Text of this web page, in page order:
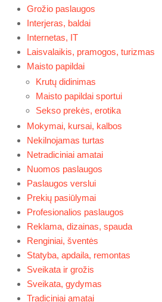
Grožio paslaugos
Interjeras, baldai
Internetas, IT
Laisvalaikis, pramogos, turizmas
Maisto papildai
Krutų didinimas
Maisto papildai sportui
Sekso prekės, erotika
Mokymai, kursai, kalbos
Nekilnojamas turtas
Netradiciniai amatai
Nuomos paslaugos
Paslaugos verslui
Prekių pasiūlymai
Profesionalios paslaugos
Reklama, dizainas, spauda
Renginiai, šventės
Statyba, apdaila, remontas
Sveikata ir grožis
Sveikata, gydymas
Tradiciniai amatai